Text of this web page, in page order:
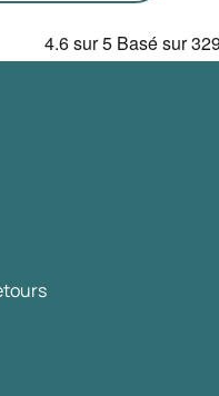
4.6sur 5 Basé sur